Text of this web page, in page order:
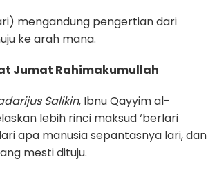
mengandung pengertian dari
ke arah mana.
Jumat Rahimakumullah
Salikin, Ibnu Qayyim al-
lebih rinci maksud ‘berlari
apa manusia sepantasnya lari, dan
mesti dituju.